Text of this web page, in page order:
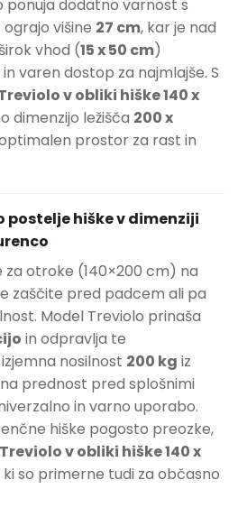
ponuja dodatno varnost s
višine 27 cm, kar je nad
vhod (15 x 50 cm)
varen dostop za najmlajše. S
v obliki hiške 140 x
dimenzijo ležišča 200 x
prostor za rast in
postelje hiške v dimenziji
za otroke (140×200 cm) na
zaščite pred padcem ali pa
Model Treviolo prinaša
in odpravlja te
nosilnost 200 kg iz
prednost pred splošnimi
in varno uporabo.
hiške pogosto preozke,
v obliki hiške 140 x
ki so primerne tudi za občasno